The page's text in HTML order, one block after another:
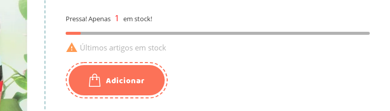
Pressa! Apenas 1 em stock!
 Últimos artigos em stock
Adicionar